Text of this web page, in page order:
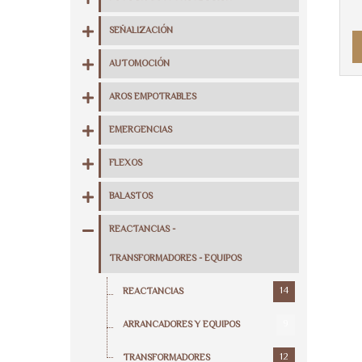
SEÑALIZACIÓN
AUTOMOCIÓN
AROS EMPOTRABLES
EMERGENCIAS
FLEXOS
BALASTOS
REACTANCIAS -
TRANSFORMADORES - EQUIPOS
REACTANCIAS 14
ARRANCADORES Y EQUIPOS
TRANSFORMADORES 12